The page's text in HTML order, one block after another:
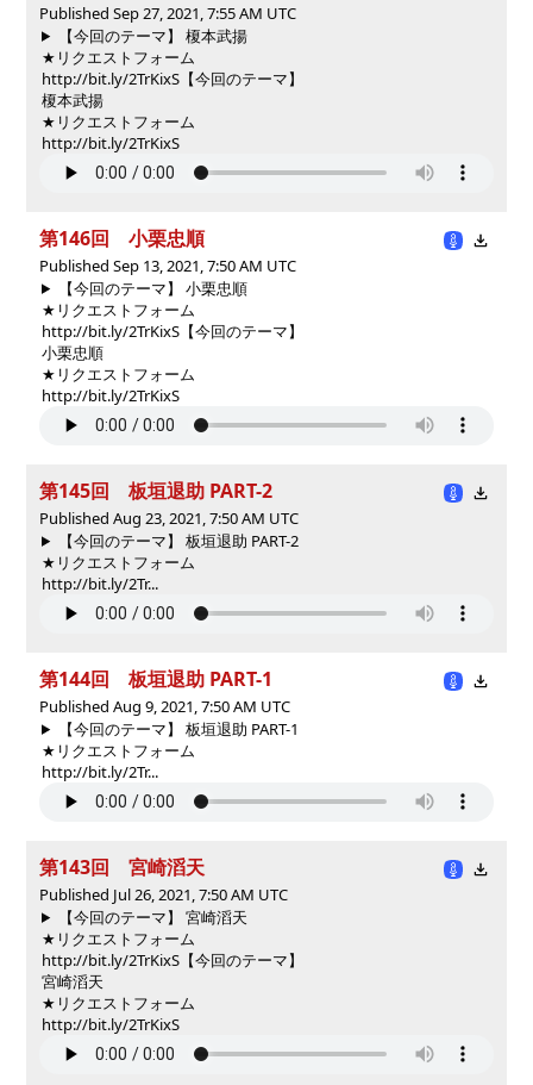
Published Sep 27, 2021, 7:55 AM UTC
【今回のテーマ】 榎本武揚
★リクエストフォーム
http://bit.ly/2TrKixS 【今回のテーマ】
榎本武揚
★リクエストフォーム
http://bit.ly/2TrKixS
第146回 小栗忠順
Published Sep 13, 2021, 7:50 AM UTC
【今回のテーマ】 小栗忠順
★リクエストフォーム
http://bit.ly/2TrKixS 【今回のテーマ】
小栗忠順
★リクエストフォーム
http://bit.ly/2TrKixS
第145回 板垣退助 PART-2
Published Aug 23, 2021, 7:50 AM UTC
【今回のテーマ】 板垣退助 PART-2
★リクエストフォーム
http://bit.ly/2Tr...
第144回 板垣退助 PART-1
Published Aug 9, 2021, 7:50 AM UTC
【今回のテーマ】 板垣退助 PART-1
★リクエストフォーム
http://bit.ly/2Tr...
第143回 宮崎滔天
Published Jul 26, 2021, 7:50 AM UTC
【今回のテーマ】 宮崎滔天
★リクエストフォーム
http://bit.ly/2TrKixS 【今回のテーマ】
宮崎滔天
★リクエストフォーム
http://bit.ly/2TrKixS